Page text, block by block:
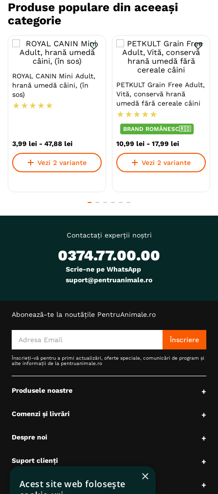
Produse populare din aceeași
categorie
ROYAL CANIN Mini Adult,
hrană umedă câini, (în
sos)
★ ★ ★ ★ ★
3,99 lei - 47,88 lei
Vezi 2 variante
PETKULT Grain Free Adult,
Vită, conservă hrană
umedă fără cereale câini
★ ★ ★ ★ ★
BRAND ROMÂNESC🇷🇴
10,99 lei - 17,99 lei
Vezi 2 variante
Contactați experții noștri
0374.77.00.00
Scrie-ne pe WhatsApp
suport@pentruanimale.ro
Abonează-te la noutățile PentruAnimale.ro
Înscriere
Înscrieți-vă pentru a primi actualizări, oferte speciale, comunicări de program și
alte informații de la pentruanimale.ro
Produsele noastre +
Comenzi și livrări +
Despre noi +
Suport clienți +
Date comerciale +
×
Acest site web folosește